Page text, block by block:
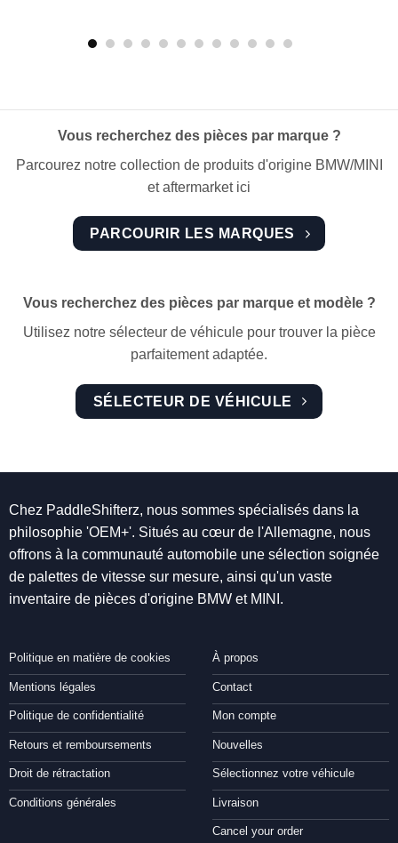
Vous recherchez des pièces par marque ?
Parcourez notre collection de produits d'origine BMW/MINI
et aftermarket ici
PARCOURIR LES MARQUES
Vous recherchez des pièces par marque et modèle ?
Utilisez notre sélecteur de véhicule pour trouver la pièce
parfaitement adaptée.
SÉLECTEUR DE VÉHICULE
Chez PaddleShifterz, nous sommes spécialisés dans la
philosophie 'OEM+'. Situés au cœur de l'Allemagne, nous
offrons à la communauté automobile une sélection soignée
de palettes de vitesse sur mesure, ainsi qu'un vaste
inventaire de pièces d'origine BMW et MINI.
Politique en matière de cookies
Mentions légales
Politique de confidentialité
Retours et remboursements
Droit de rétractation
Conditions générales
À propos
Contact
Mon compte
Nouvelles
Sélectionnez votre véhicule
Livraison
Cancel your order